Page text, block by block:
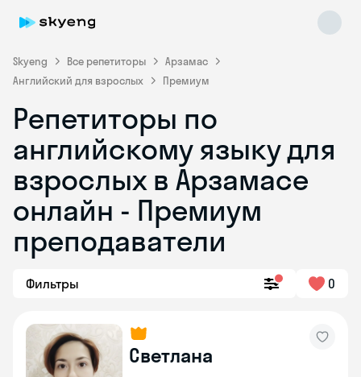
Skyeng Все репетиторы
Арзамас
Английский для взрослых
Премиум
Репетиторы по
английскому языку для
взрослых в Арзамасе
онлайн - Премиум
преподаватели
Фильтры 0
Светлана
Skyeng Chat